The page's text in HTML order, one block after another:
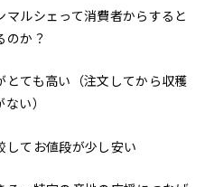
ルシェって消費者からすると
のか？
ても高い（注文してから収穫
い）
てお値段が少し安い